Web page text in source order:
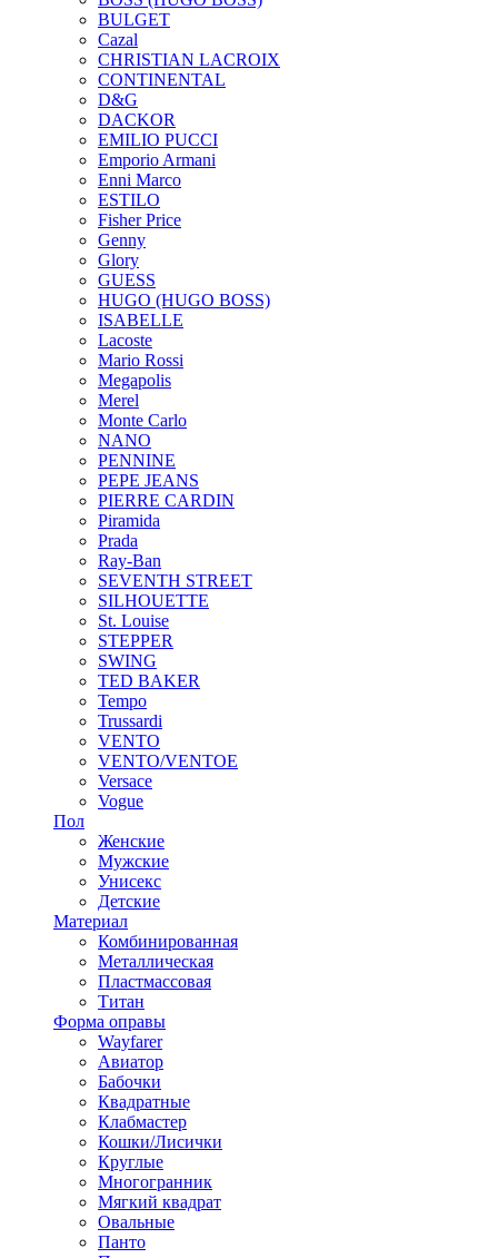
BULGET
Cazal
CHRISTIAN LACROIX
CONTINENTAL
D&G
DACKOR
EMILIO PUCCI
Emporio Armani
Enni Marco
ESTILO
Fisher Price
Genny
Glory
GUESS
HUGO (HUGO BOSS)
ISABELLE
Lacoste
Mario Rossi
Megapolis
Merel
Monte Carlo
NANO
PENNINE
PEPE JEANS
PIERRE CARDIN
Piramida
Prada
Ray-Ban
SEVENTH STREET
SILHOUETTE
St. Louise
STEPPER
SWING
TED BAKER
Tempo
Trussardi
VENTO
VENTO/VENTOE
Versace
Vogue
Пол
Женские
Мужские
Унисекс
Детские
Материал
Комбинированная
Металлическая
Пластмассовая
Титан
Форма оправы
Wayfarer
Авиатор
Бабочки
Квадратные
Клабмастер
Кошки/Лисички
Круглые
Многогранник
Мягкий квадрат
Овальные
Панто